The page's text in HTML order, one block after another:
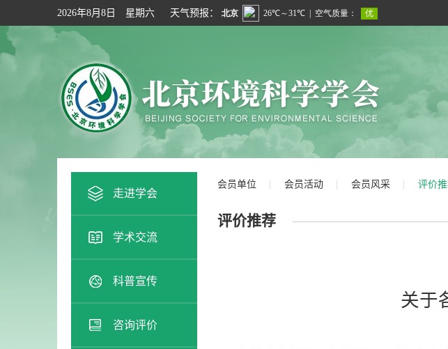
2026年8月8日 星期六 天气预报：
走进学会
学术交流
科普宣传
咨询评价
会员单位 会员活动 会员风采 评价
评价推荐
关于